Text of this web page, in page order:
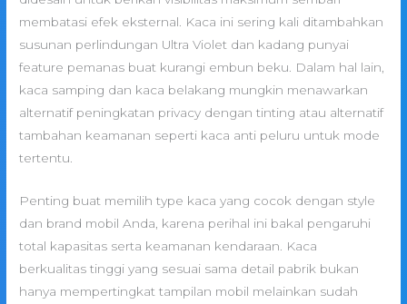
membatasi efek eksternal. Kaca ini sering kali ditambahkan
susunan perlindungan Ultra Violet dan kadang punyai
feature pemanas buat kurangi embun beku. Dalam hal lain,
kaca samping dan kaca belakang mungkin menawarkan
alternatif peningkatan privacy dengan tinting atau alternatif
tambahan keamanan seperti kaca anti peluru untuk mode
tertentu.
Penting buat memilih type kaca yang cocok dengan style
dan brand mobil Anda, karena perihal ini bakal pengaruhi
total kapasitas serta keamanan kendaraan. Kaca
berkualitas tinggi yang sesuai sama detail pabrik bukan
hanya mempertingkat tampilan mobil melainkan sudah